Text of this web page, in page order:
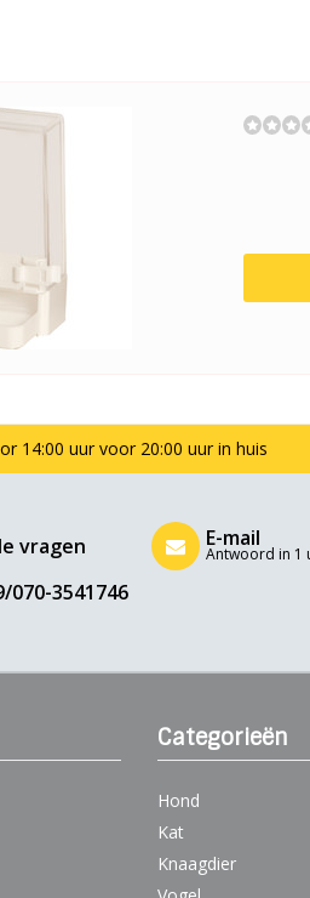
14:00 uur voor 20:00 uur in huis
vragen
070-3541746
E-mail
Antwoord in 1
Categorieën
Hond
Kat
Knaagdier